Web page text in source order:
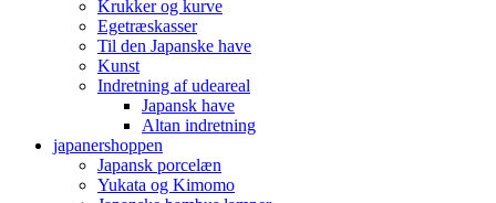
Krukker og kurve
Egetræskasser
Til den Japanske have
Kunst
Indretning af udeareal
Japansk have
Altan indretning
japanershoppen
Japansk porcelæn
Yukata og Kimomo